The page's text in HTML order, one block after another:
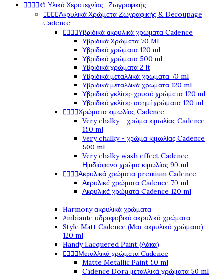
🎨 Υλικά Χεροτεχνίας- Ζωγραφικής
Ακρυλικά Χρώματα Ζωγραφικής & Decoupage
Cadence
Υβριδικά ακρυλικά χρώματα Cadence
Υβριδικά Χρώματα 70 Ml
Υβριδικά χρώματα 120 ml
Υβριδικά χρώματα 500 ml
Υβριδικά χρώματα 2 lt
Υβριδικά μεταλλικά χρώματα 70 ml
Υβριδικά μεταλλικά χρώματα 120 ml
Υβριδικά γκλίτερ χρυσό χρώματα 120 ml
Υβριδικά γκλίτερ ασημί χρώματα 120 ml
Χρώματα κιμωλίας Cadence
Very chalky - χρώμα κιμωλίας Cadence
150 ml
Very chalky - χρώμα κιμωλίας Cadence
500 ml
Very chalky wash effect Cadence -
Ημιδιάφανο χρώμα κιμωλίας 90 ml
Ακρυλικά χρώματα premium Cadence
Ακρυλικά χρώματα Cadence 70 ml
Ακρυλικά χρώματα Cadence 120 ml
Harmony ακρυλικά χρώματα
Ambiante υδροφοβικά ακρυλικά χρώματα
Style Matt Cadence (Ματ ακρυλικά χρώματα)
120 ml
Handy Lacquered Paint (Λάκα)
Μεταλλικά χρώματα Cadence
Matte Metallic Paint 50 ml
Cadence Dora μεταλλικά χρώματα 50 ml